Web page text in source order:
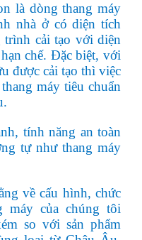
là dòng thang máy
nhà ở có diện tích
trình cải tạo với diện
chế. Đặc biệt, với
được cải tạo thì việc
máy tiêu chuẩn
tính năng an toàn
tự như thang máy
về cấu hình, chức
máy của chúng tôi
so với sản phẩm